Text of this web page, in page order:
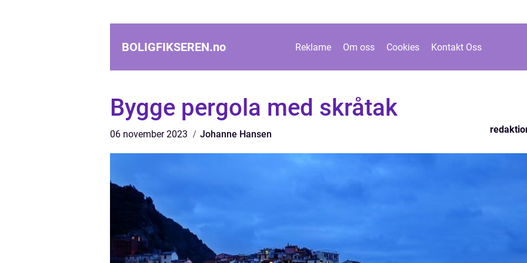
BOLIGFIKSEREN.no Reklame Om oss Cookies Kontakt Oss
Bygge pergola med skråtak
06 november 2023 Johanne Hansen